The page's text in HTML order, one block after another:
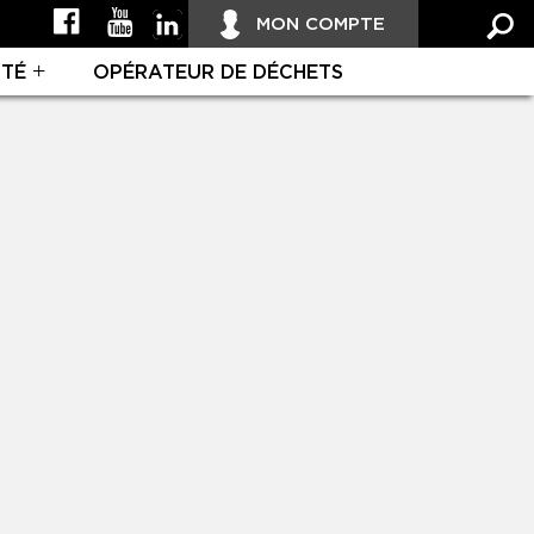
MON COMPTE
OPÉRATEUR DE DÉCHETS